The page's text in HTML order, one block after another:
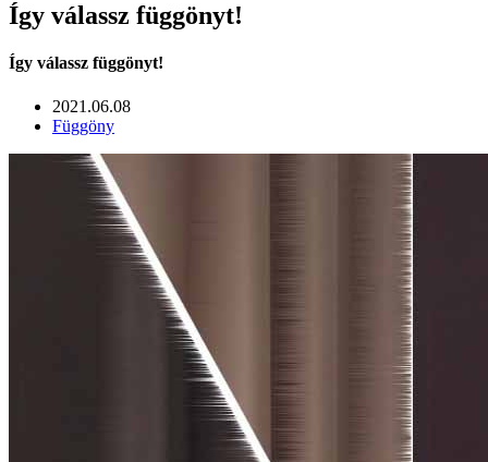
Így válassz függönyt!
Így válassz függönyt!
2021.06.08
Függöny